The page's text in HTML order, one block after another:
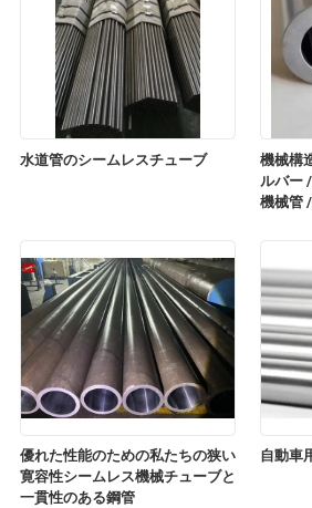
水道管のシームレスチューブ
機械構
ルバー
機械管
優れた性能のための私たちの狭い
寛容性シームレス機械チューブと
一貫性のある鋼管
自動車